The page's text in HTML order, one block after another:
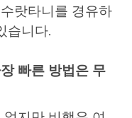
랏타니를 경유하
습니다.
빠른 방법은 무